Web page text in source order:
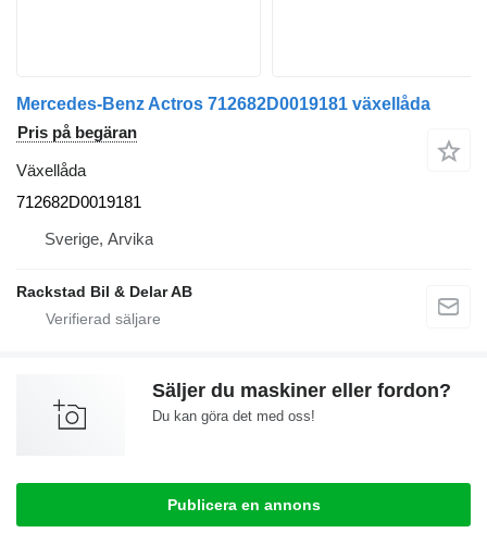
Mercedes-Benz Actros 712682D0019181 växellåda
Pris på begäran
Växellåda
712682D0019181
Sverige, Arvika
Rackstad Bil & Delar AB
Säljer du maskiner eller fordon?
Du kan göra det med oss!
Publicera en annons